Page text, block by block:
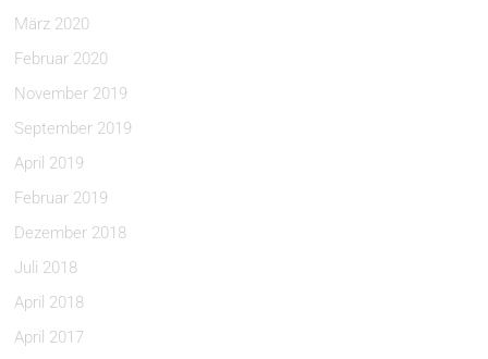
März 2020
Februar 2020
November 2019
September 2019
April 2019
Februar 2019
Dezember 2018
Juli 2018
April 2018
April 2017